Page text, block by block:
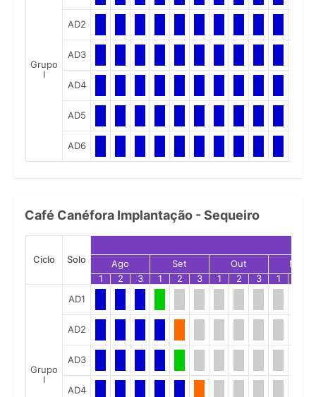
Grupo
I
AD2
AD3
AD4
AD5
AD6
Café Canéfora Implantação - Sequeiro
Ciclo Solo Ago Set Out
Nov
1
2 3 1 2 3 1 2 3 1
Grupo
I
AD1
AD2
AD3
AD4